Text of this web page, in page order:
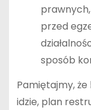
przed
sposób
Pamiętajmy,
idzie, plan